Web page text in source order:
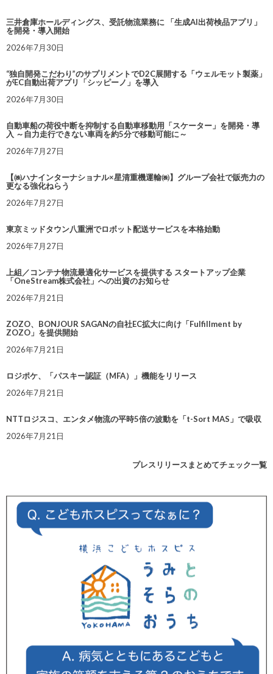
三井倉庫ホールディングス、受託物流業務に 「生成AI出荷検品アプリ」
を開発・導入開始
2026年7月30日
“独自開発こだわり”のサプリメントでD2C展開する「ウェルモット製薬」
がEC自動出荷アプリ「シッピーノ」を導入
2026年7月30日
自動車船の荷役中断を抑制する自動車移動用「スケーター」を開発・導
入 ～自力走行できない車両を約5分で移動可能に～
2026年7月27日
【㈱ハナインターナショナル×星清重機運輸㈱】グループ会社で販売力の
更なる強化ねらう
2026年7月27日
東京ミッドタウン八重洲でロボット配送サービスを本格始動
2026年7月27日
上組／コンテナ物流最適化サービスを提供する スタートアップ企業
「OneStream株式会社」への出資のお知らせ
2026年7月21日
ZOZO、BONJOUR SAGANの自社EC拡大に向け「Fulfillment by
ZOZO」を提供開始
2026年7月21日
ロジポケ、「パスキー認証（MFA）」機能をリリース
2026年7月21日
NTTロジスコ、エンタメ物流の平時5倍の波動を「t-Sort MAS」で吸収
2026年7月21日
プレスリリースまとめてチェック一覧